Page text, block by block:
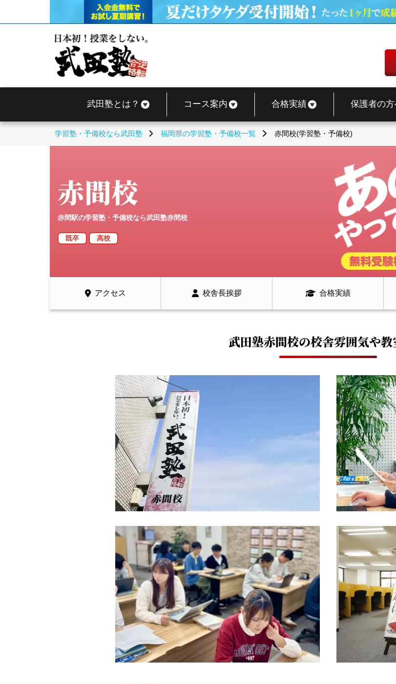
武田塾とは？ コース案内 合格実績 保護者の
学習塾・予備校なら武田塾 福岡県の学習塾・予備校一覧 赤間校(学習塾・予備校)
赤間校
赤間駅の学習塾・予備校なら武田塾赤間校
既卒 高校
アクセス 校舎長挨拶 合格実績
武田塾赤間校の校舎雰囲気や